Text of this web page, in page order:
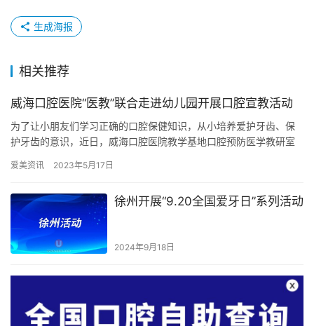
生成海报
相关推荐
威海口腔医院“医教”联合走进幼儿园开展口腔宣教活动
为了让小朋友们学习正确的口腔保健知识，从小培养爱护牙齿、保
护牙齿的意识，近日，威海口腔医院教学基地口腔预防医学教研室
儿…
爱美资讯 2023年5月17日
徐州开展“9.20全国爱牙日”系列活动
2024年9月18日